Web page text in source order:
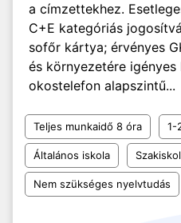
a címzettekhez.
C+E kategóriás
sofőr kártya; érvényes
és környezetére
okostelefon alapszintű...
Teljes munkaidő 8 óra 1-
Általános iskola
Nem szükséges nyelvtudás